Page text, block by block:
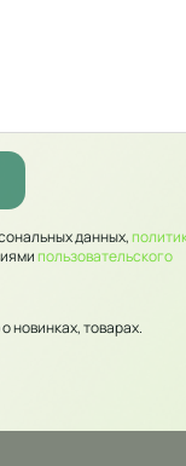
данных,
пользовательского
товарах.